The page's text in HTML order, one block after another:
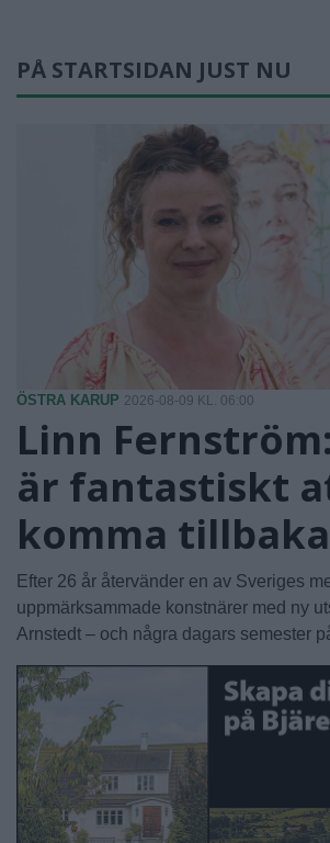
PÅ STARTSIDAN JUST NU
ÖSTRA KARUP 2026-08-09 KL. 06:00
Linn
är fantastiskt
komma
Efter 26 år återvänder en av Sveriges
uppmärksammade konstnärer med ny
Arnstedt – och några dagars semester